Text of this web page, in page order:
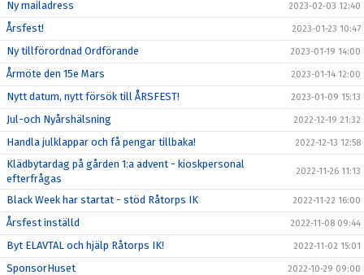
Ny mailadress 2023-02-03 12:40
Årsfest! 2023-01-23 10:47
Ny tillförordnad Ordförande 2023-01-19 14:00
Årmöte den 15e Mars 2023-01-14 12:00
Nytt datum, nytt försök till ÅRSFEST! 2023-01-09 15:13
Jul-och Nyårshälsning 2022-12-19 21:32
Handla julklappar och få pengar tillbaka! 2022-12-13 12:58
Klädbytardag på gården 1:a advent - kioskpersonal
efterfrågas
2022-11-26 11:13
Black Week har startat - stöd Råtorps IK 2022-11-22 16:00
Årsfest inställd 2022-11-08 09:44
Byt ELAVTAL och hjälp Råtorps IK! 2022-11-02 15:01
SponsorHuset 2022-10-29 09:00